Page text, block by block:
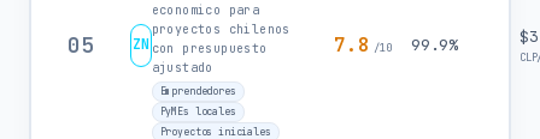
05 ZN
economico para
proyectos chilenos
con presupuesto
ajustado
Emprendedores
PyMEs locales
Proyectos iniciales
7.8 /10 99.9%